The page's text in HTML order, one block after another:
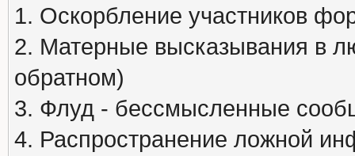
1. Оскорбление участников
2. Матерные высказывания в
обратном)
3. Флуд - бессмысленные
4. Распространение ложной